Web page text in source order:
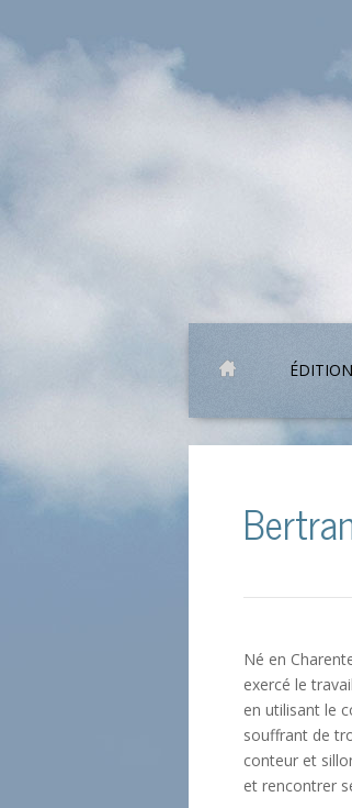
Né en
exercé le
en utilisant le
souffrant de
conteur et
et rencontrer